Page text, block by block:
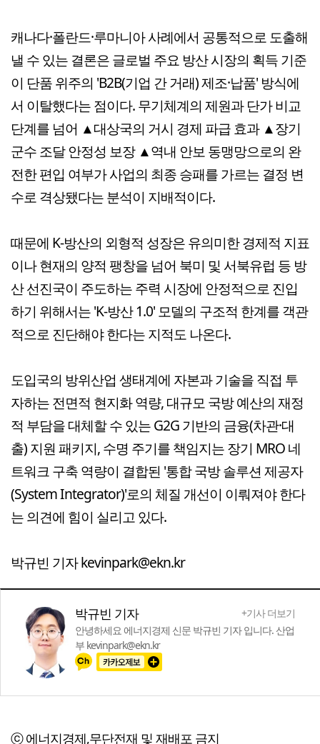
캐나다·폴란드·루마니아 사례에서 공통적으로 도출해
낼 수 있는 결론은 글로벌 주요 방산 시장의 획득 기준
이 단품 위주의 'B2B(기업 간 거래) 제조·납품' 방식에
서 이탈했다는 점이다. 무기체계의 제원과 단가 비교
단계를 넘어 ▲대상국의 거시 경제 파급 효과 ▲장기
군수 조달 안정성 보장 ▲역내 안보 동맹망으로의 완
전한 편입 여부가 사업의 최종 승패를 가르는 결정 변
수로 격상됐다는 분석이 지배적이다.
때문에 K-방산의 외형적 성장은 유의미한 경제적 지표
이나 현재의 양적 팽창을 넘어 북미 및 서북유럽 등 방
산 선진국이 주도하는 주력 시장에 안정적으로 진입
하기 위해서는 'K-방산 1.0' 모델의 구조적 한계를 객관
적으로 진단해야 한다는 지적도 나온다.
도입국의 방위산업 생태계에 자본과 기술을 직접 투
자하는 전면적 현지화 역량, 대규모 국방 예산의 재정
적 부담을 대체할 수 있는 G2G 기반의 금융(차관·대
출) 지원 패키지, 수명 주기를 책임지는 장기 MRO 네
트워크 구축 역량이 결합된 '통합 국방 솔루션 제공자
(System Integrator)'로의 체질 개선이 이뤄져야 한다
는 의견에 힘이 실리고 있다.
박규빈 기자 kevinpark@ekn.kr
박규빈 기자
+기사 더보기
안녕하세요 에너지경제 신문 박규빈 기자 입니다. 산업
부 kevinpark@ekn.kr
ⓒ 에너지경제,무단전재 및 재배포 금지